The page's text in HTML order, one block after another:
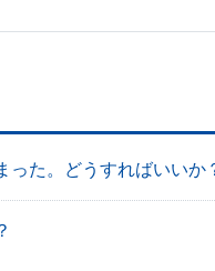
った。どうすればいいか